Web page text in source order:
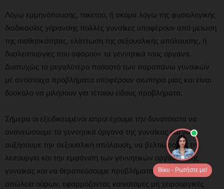
Λόγω εμμηνόπαυσης, τοκετού, ή ακόμα λόγω της φυσιολογικής
διαδικασίας γήρανσης πολλές γυναίκες υποφέρουν από μείωση
της αισθητικότητας, ελάττωση της σεξουαλικής απόλαυσης, ή
δυσλειτουργίες που αφορούν τα γεννητικά τους όργανα.
Δυστυχώς το μεγαλύτερο ποσοστό των παραπάνω γυναικών
με αντίστοιχα προβλήματα υποφέρουν σιωπηρά μιας και είναι
δύσκολο να μιλήσουν για τέτοιου είδους προβλήματα.
Σήμερα οι εξειδικευμένοι ιατροί έχουμε την δυνατότατα να
ανανεώσουμε τα γεννητικά όργανα της γυναίκας και να
αυξήσουμε την σεξουαλική απόλαυση, να βελτιώσουμε τη
λειτουργία και την εμφάνιση των γεννητικών οργάνων της
γυναίκας και να θεραπεύσουμε προβλήματα όπως είναι η
απώλεια ούρων, εφαρμόζοντας καινοτόμες μή χειρουργικές
Βίκυ - Ρωτήστε με!